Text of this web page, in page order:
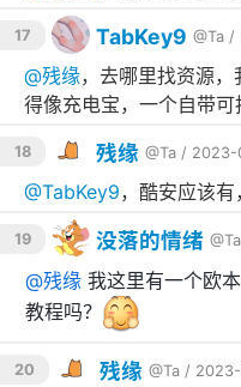
17 TabKey9 @Ta /
@残缘，去哪里找资源
得像充电宝，一个自带可
18 残缘 @Ta / 2023-
@TabKey9，酷安应该
19 没落的情绪 @Ta
@残缘 我这里有一个欧
教程吗？
20 残缘 @Ta /